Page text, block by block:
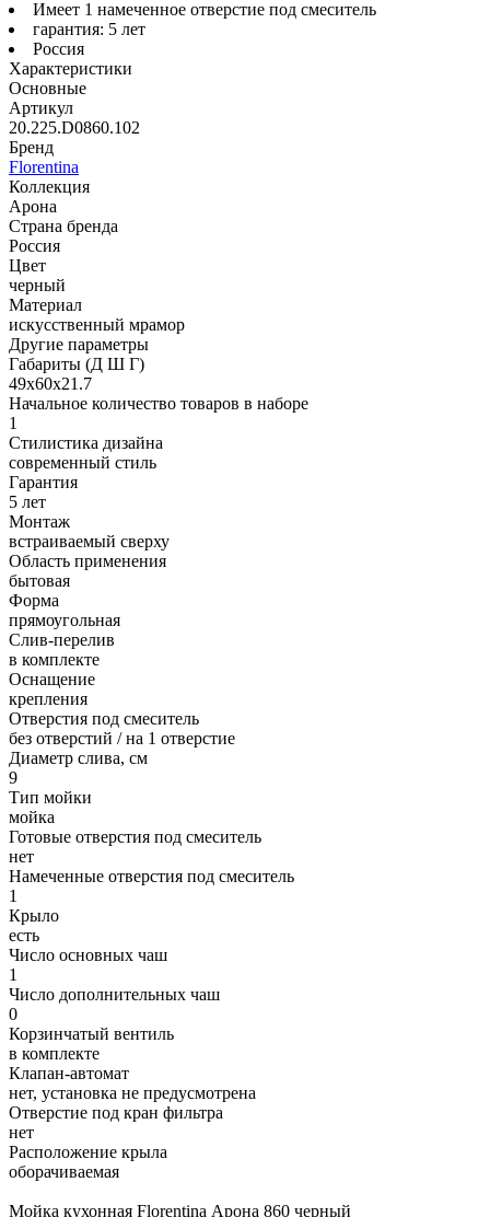
Имеет 1 намеченное отверстие под смеситель
гарантия: 5 лет
Россия
Характеристики
Основные
Артикул
20.225.D0860.102
Бренд
Florentina
Коллекция
Арона
Страна бренда
Россия
Цвет
черный
Материал
искусственный мрамор
Другие параметры
Габариты (Д Ш Г)
49х60х21.7
Начальное количество товаров в наборе
1
Стилистика дизайна
современный стиль
Гарантия
5 лет
Монтаж
встраиваемый сверху
Область применения
бытовая
Форма
прямоугольная
Слив-перелив
в комплекте
Оснащение
крепления
Отверстия под смеситель
без отверстий / на 1 отверстие
Диаметр слива, см
9
Тип мойки
мойка
Готовые отверстия под смеситель
нет
Намеченные отверстия под смеситель
1
Крыло
есть
Число основных чаш
1
Число дополнительных чаш
0
Корзинчатый вентиль
в комплекте
Клапан-автомат
нет, установка не предусмотрена
Отверстие под кран фильтра
нет
Расположение крыла
оборачиваемая
Мойка кухонная Florentina Арона 860 черный